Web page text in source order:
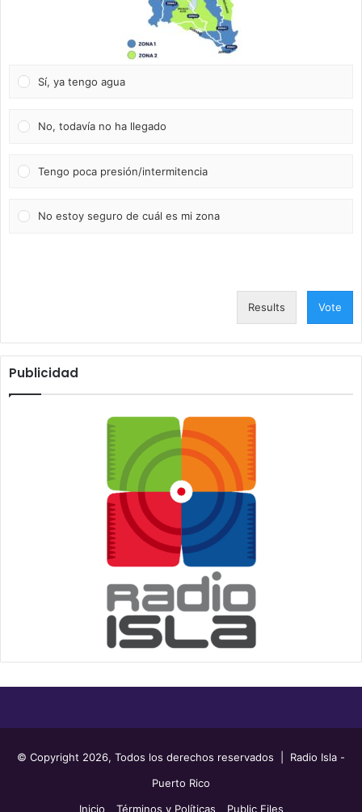
Sí, ya tengo agua
No, todavía no ha llegado
Tengo poca presión/intermitencia
No estoy seguro de cuál es mi zona
Results Vote
Publicidad
© Copyright 2026, Todos los derechos reservados | Radio Isla -
Puerto Rico
Inicio
Términos y Políticas Public Files